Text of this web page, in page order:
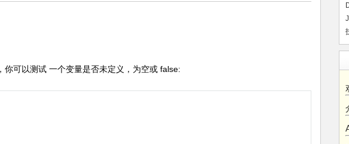
可以测试 一个变量是否未定义，为空或 false: